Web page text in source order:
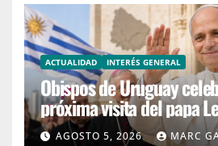
ACTUALIDAD INTERÉS GENERAL
Obispos de Uruguay
próxima visita del papa
AGOSTO 5, 2026 MARC